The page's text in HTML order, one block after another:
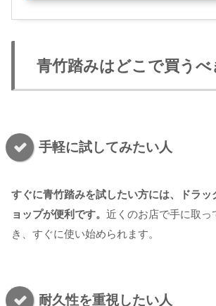
青竹踏みはどこで買うべ
手軽に試してみたい人
すぐに青竹踏みを試したい方には、ドラッ
ョップが便利です。 近くのお店で手に取っ
き、すぐに使い始められます。
耐久性を重視したい人